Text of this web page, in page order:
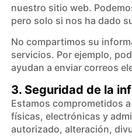
nuestro sitio web.
pero solo si nos ha dado
No compartimos su
servicios. Por ejemplo,
ayudan a enviar correos
3. Seguridad de la
Estamos comprometidos
físicas, electrónicas y
autorizado, alteración,